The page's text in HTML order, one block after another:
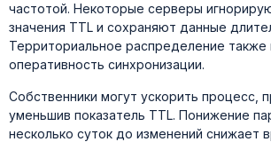
частотой. Некоторые серверы
значения TTL и сохраняют данные
Территориальное распределение также
оперативность синхронизации.
Собственники могут ускорить процесс,
уменьшив показатель TTL. Понижение
несколько суток до изменений снижает